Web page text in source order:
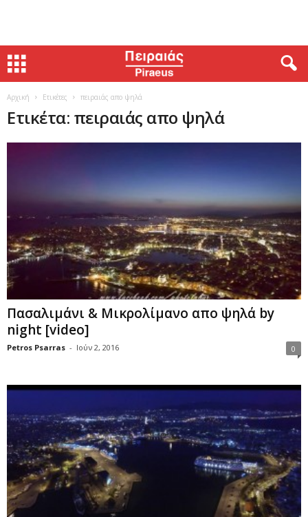
Αρχική Ετικέτες πειραιάς απο ψηλά
Ετικέτα: πειραιάς απο ψηλά
Πασαλιμάνι & Μικρολίμανο απο ψηλά by
night [video]
Petros Psarras - Ιούν 2, 2016 0